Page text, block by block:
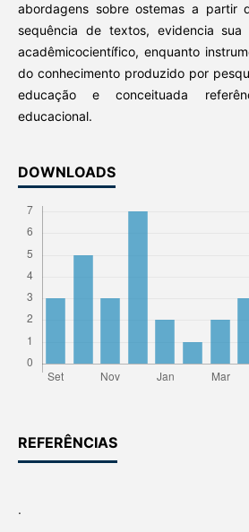
abordagens sobre ostemas a partir
sequência de textos, evidencia sua
acadêmicocientífico, enquanto
do conhecimento produzido por
educação e conceituada
educacional.
DOWNLOADS
REFERÊNCIAS
.